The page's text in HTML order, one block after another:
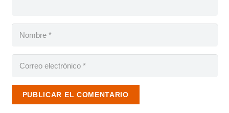
PUBLICAR EL COMENTARIO